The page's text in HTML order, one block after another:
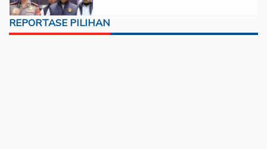
REPORTASE PILIHAN